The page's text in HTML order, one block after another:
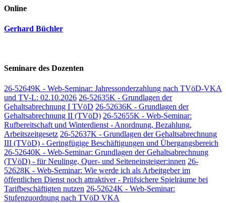
Online
Gerhard Büchler
Seminare des Dozenten
26-52649K - Web-Seminar: Jahressonderzahlung nach TVöD-VKA
und TV-L: 02.10.2026 26-52635K - Grundlagen der
Gehaltsabrechnung I TVöD 26-52636K - Grundlagen der
Gehaltsabrechnung II (TVöD) 26-52655K - Web-Seminar:
Rufbereitschaft und Winterdienst - Anordnung, Bezahlung,
Arbeitszeitgesetz 26-52637K - Grundlagen der Gehaltsabrechnung
III (TVöD) - Geringfügige Beschäftigungen und Übergangsbereich
26-52640K - Web-Seminar: Grundlagen der Gehaltsabrechnung
(TVöD) - für Neulinge, Quer- und Seiteneinsteiger:innen 26-
52628K - Web-Seminar: Wie werde ich als Arbeitgeber im
öffentlichen Dienst noch attraktiver - Prüfsichere Spielräume bei
Tarifbeschäftigten nutzen 26-52624K - Web-Seminar:
Stufenzuordnung nach TVöD VKA